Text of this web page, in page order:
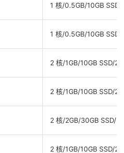
1 核/0.5GB/10GB
1 核/0.5GB/10GB
2 核/1GB/10GB SSD/
2 核/1GB/10GB SSD/
2 核/2GB/30GB SSD/
2 核/1GB/10GB SSD/